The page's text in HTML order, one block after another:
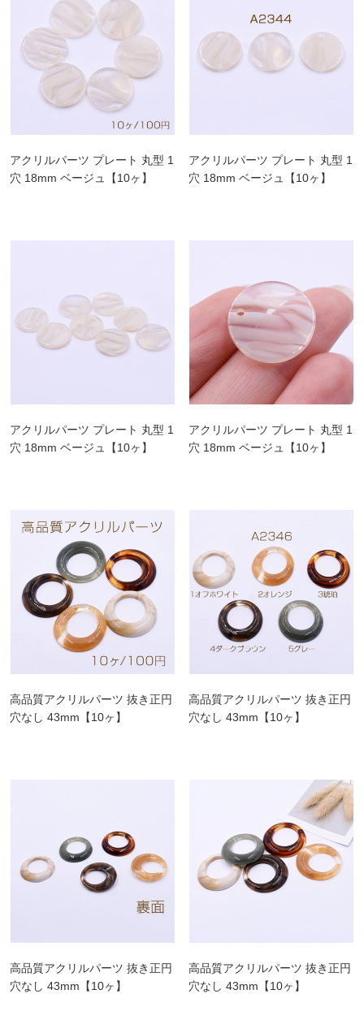
アクリルパーツ プレート 丸型 1
穴 18mm ベージュ【10ヶ】
アクリルパーツ プレート 丸型 1
穴 18mm ベージュ【10ヶ】
アクリルパーツ プレート 丸型 1
穴 18mm ベージュ【10ヶ】
アクリルパーツ プレート 丸型 1
穴 18mm ベージュ【10ヶ】
高品質アクリルパーツ 抜き正円
穴なし 43mm【10ヶ】
高品質アクリルパーツ 抜き正円
穴なし 43mm【10ヶ】
高品質アクリルパーツ 抜き正円
穴なし 43mm【10ヶ】
高品質アクリルパーツ 抜き正円
穴なし 43mm【10ヶ】